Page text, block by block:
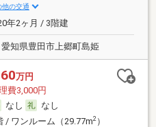
他の交通
年2ヶ月 / 3階建
愛知県豊田市上郷町島姫
万円
費3,000円
なし
なし
/ ワンルーム（29.77m2）